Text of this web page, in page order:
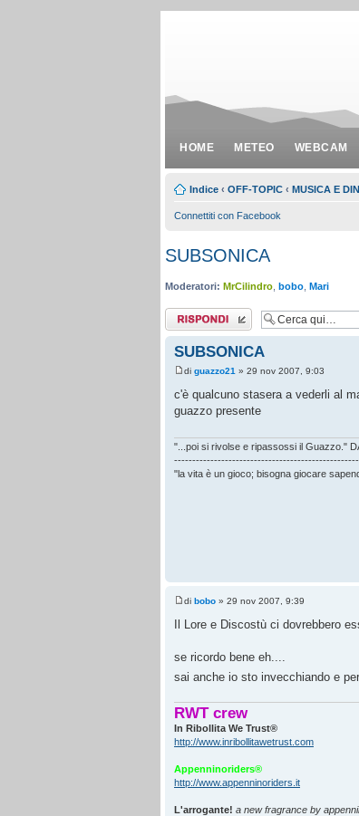
HOME METEO WEBCAM
Indice ‹ OFF-TOPIC ‹ MUSICA E
Connettiti con Facebook
SUBSONICA
Moderatori: MrCilindro bobo Mari
Rispondi al
messaggio
SUBSONICA
di guazzo21 » 29 nov 2007, 9:03
c'è qualcuno stasera a vederli al
guazzo presente
"...poi si rivolse e ripassossi il Guazzo."
"la vita è un gioco; bisogna giocare
di bobo » 29 nov 2007, 9:39
Il Lore e Discostù ci dovrebbero
se ricordo bene eh....
sai anche io sto invecchiando e
RWT crew
In Ribollita We Trust®
http://www.inribollitawetrust.com
Appenninoriders®
http://www.appenninoriders.it
L'arrogante! a new fragrance by